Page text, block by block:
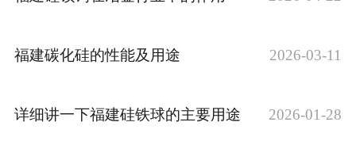
福建碳化硅的性能及用途 2026-03-11
详细讲一下福建硅铁球的主要用途 2026-01-28